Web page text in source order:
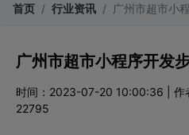
首页 行业资讯 广州市超市小
广州市超市小程序开发
时间：2023-07-20 10:00:36 | 作
22795